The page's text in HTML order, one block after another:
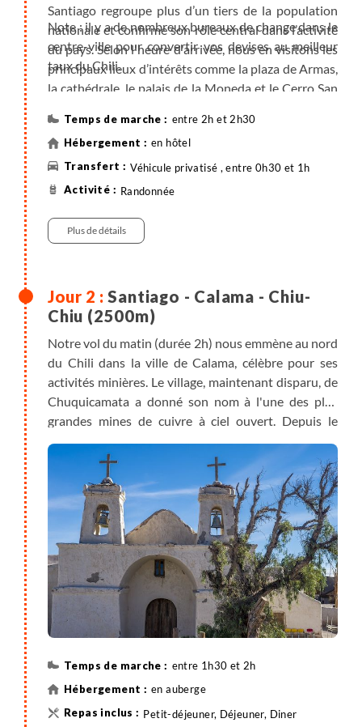
Santiago regroupe plus d’un tiers de la population
nationale et confirme son rôle central dans l’activité
du pays. Selon l'heure d'arrivée, nous en visitons les
principaux lieux d’intérêts comme la plaza de Armas,
la cathédrale, le palais de la Moneda et le Cerro San
panoramique privilégiée sur la ville et les Andes
lorsque les conditions sont favorables. Le Cerro
Plomo (5424m) surplombe la ville qui s’étale dans
l’immense vallée.
Note : il y a de nombreux bureaux de change dans le
centre-ville pour convertir vos devises au meilleur
taux du Chili.
entre 2h et 2h30
en hôtel
Véhicule privatisé , entre 0h30 et 1h
Randonnée
Plus de détails
Santiago - Calama - Chiu-
Chiu (2500m)
Notre vol du matin (durée 2h) nous emmène au nord
du Chili dans la ville de Calama, célèbre pour ses
activités minières. Le village, maintenant disparu, de
Chuquicamata a donné son nom à l'une des plus
grandes mines de cuivre à ciel ouvert. Depuis le
minibus nous apercevons les terrils alors que nous
roulons déjà vers Chiu-Chiu, village important au
XIXe, dont nous visitons l’église construite en 1611
et monument national. Nous prenons la route vers
Taira en fin de matinée pour pique-niquer sur place.
Nous concluons l'après-midi par la visite avec la
découverte des peintures rupestres de Taira, un
témoignage émouvant de la préhistoire. Nous
rentrons sur Chiu-Chiu pour la soirée.
entre 1h30 et 2h
en auberge
Petit-déjeuner, Déjeuner, Diner